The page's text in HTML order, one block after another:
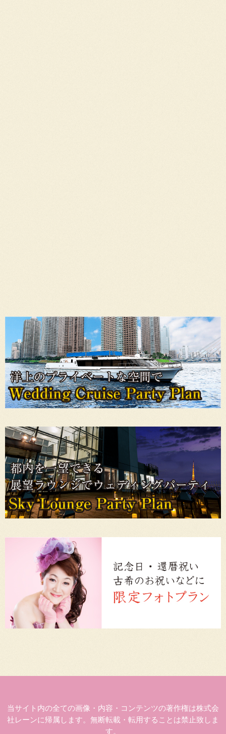
当サイト内の全ての画像・内容・コンテンツの著作権は株式会
社レーンに帰属します。無断転載・転用することは禁止致しま
す。